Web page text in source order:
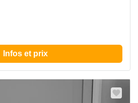
Infos et prix